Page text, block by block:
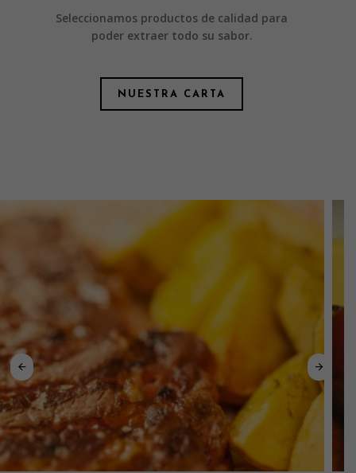
Seleccionamos productos de calidad para
poder extraer todo su sabor.
NUESTRA CARTA